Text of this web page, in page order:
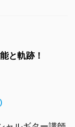
と軌跡！